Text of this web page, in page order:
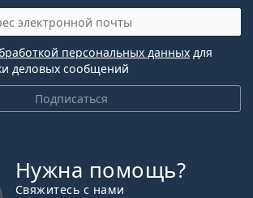
Подписаться
персональных данных для
деловых сообщений
Нужна помощь?
Свяжитесь с нами